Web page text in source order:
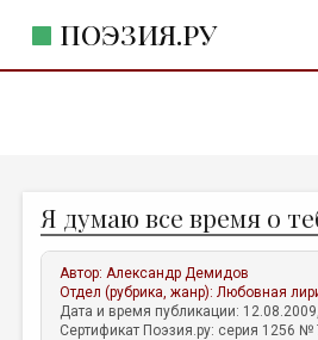
ПОЭЗИЯ.РУ
ЖАНРЫ
АВТОРЫ
КОММЕНТАРИИ
Я думаю все время о
Автор:Александр Демидов
Отдел (рубрика, жанр):Любовная
Дата и время публикации:
Сертификат Поэзия.ру: серия 1256 №